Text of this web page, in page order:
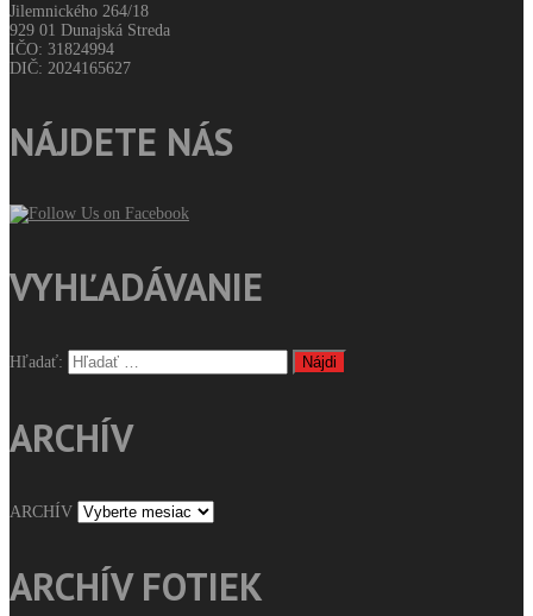
Jilemnického 264/18
929 01 Dunajská Streda
IČO: 31824994
DIČ: 2024165627
NÁJDETE NÁS
VYHĽADÁVANIE
Hľadať:
ARCHÍV
ARCHÍV
ARCHÍV FOTIEK